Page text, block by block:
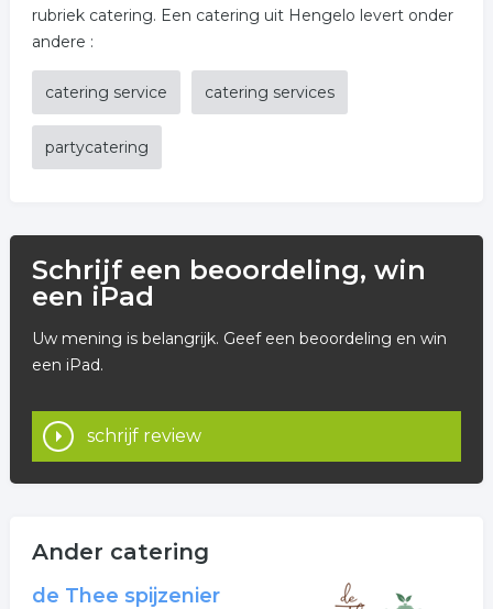
rubriek catering. Een catering uit Hengelo levert onder
andere :
catering service catering services
partycatering
Schrijf een beoordeling, win
een iPad
Uw mening is belangrijk. Geef een beoordeling en win
een iPad.
schrijf review
Ander catering
de Thee spijzenier